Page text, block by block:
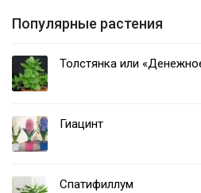
Популярные растения
Толстянка или
Гиацинт
Спатифиллум